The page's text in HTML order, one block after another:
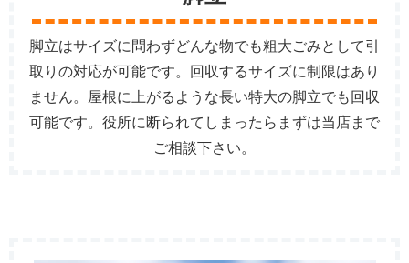
脚立はサイズに問わずどんな物でも粗大ごみとして引
取りの対応が可能です。回収するサイズに制限はあり
ません。屋根に上がるような長い特大の脚立でも回収
可能です。役所に断られてしまったらまずは当店まで
ご相談下さい。